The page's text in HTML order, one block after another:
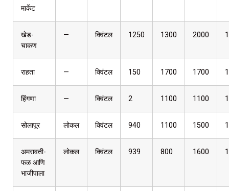
मार्केट
खेड-
चाकण
— क्विंटल 1250 1300 2000
राहता — क्विंटल 150 1700 1700
हिंगणा — क्विंटल 2 1100 1100
सोलापूर लोकल क्विंटल 940 1100 1500
अमरावती-
फळ आणि
भाजीपाला
लोकल क्विंटल 939 800 1600